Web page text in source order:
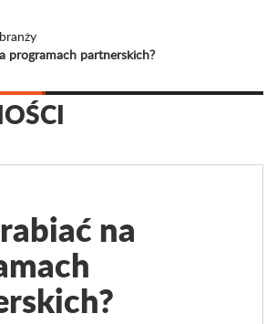
programach partnerskich?
na